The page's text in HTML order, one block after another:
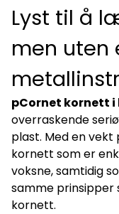
Lyst til å
men uten
pCornet kornett i
overraskende
plast. Med en
kornett som er
voksne, samtidig
samme prinsipper
kornett.